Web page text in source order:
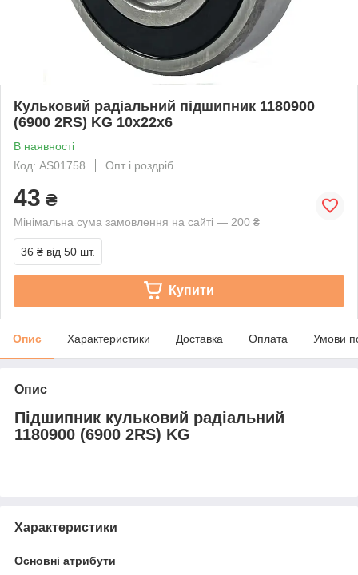
Кульковий радіальний підшипник 1180900
(6900 2RS) KG 10x22x6
В наявності
Код: AS01758
Опт і роздріб
43 ₴
Мінімальна сума замовлення на сайті — 200 ₴
36 ₴ від 50 шт.
Купити
Опис Характеристики Доставка Оплата Умови
Опис
Підшипник кульковий радіальний
1180900 (6900 2RS) KG
Характеристики
Основні атрибути